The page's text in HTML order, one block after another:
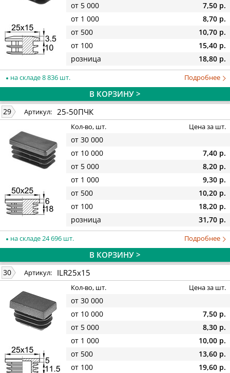
от 5 000
7,50 р.
от 1 000
8,70 р.
от 500
10,70 р.
от 100
15,40 р.
розница
18,80 р.
на складе 8 836 шт. Подробнее
В КОРЗИНУ >
29 Артикул: 25-50ПЧК
Кол-во, шт. Цена за шт.
от 30 000
от 10 000
7,40 р.
от 5 000
8,20 р.
от 1 000
9,30 р.
от 500
10,20 р.
от 100
18,20 р.
розница
31,70 р.
на складе 24 696 шт. Подробнее
В КОРЗИНУ >
30 Артикул: ILR25x15
Кол-во, шт. Цена за шт.
от 30 000
от 10 000
7,50 р.
от 5 000
8,30 р.
от 1 000
10,00 р.
от 500
13,60 р.
от 100
19,60 р.